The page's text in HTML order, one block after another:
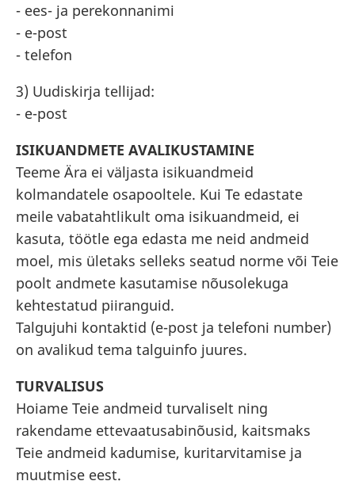
- ees- ja perekonnanimi
- e-post
- telefon
3) Uudiskirja tellijad:
- e-post
ISIKUANDMETE AVALIKUSTAMINE
Teeme Ära ei väljasta isikuandmeid
kolmandatele osapooltele. Kui Te edastate
meile vabatahtlikult oma isikuandmeid, ei
kasuta, töötle ega edasta me neid andmeid
moel, mis ületaks selleks seatud norme või Teie
poolt andmete kasutamise nõusolekuga
kehtestatud piiranguid.
Talgujuhi kontaktid (e-post ja telefoni number)
on avalikud tema talguinfo juures.
TURVALISUS
Hoiame Teie andmeid turvaliselt ning
rakendame ettevaatusabinõusid, kaitsmaks
Teie andmeid kadumise, kuritarvitamise ja
muutmise eest.